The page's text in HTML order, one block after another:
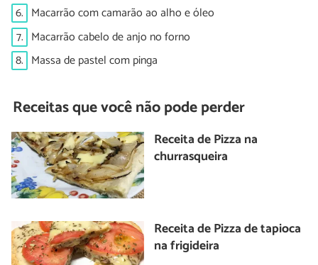
6. Macarrão com camarão ao alho e óleo
7. Macarrão cabelo de anjo no forno
8. Massa de pastel com pinga
Receitas que você não pode perder
Receita de Pizza na
churrasqueira
Receita de Pizza de tapioca
na frigideira